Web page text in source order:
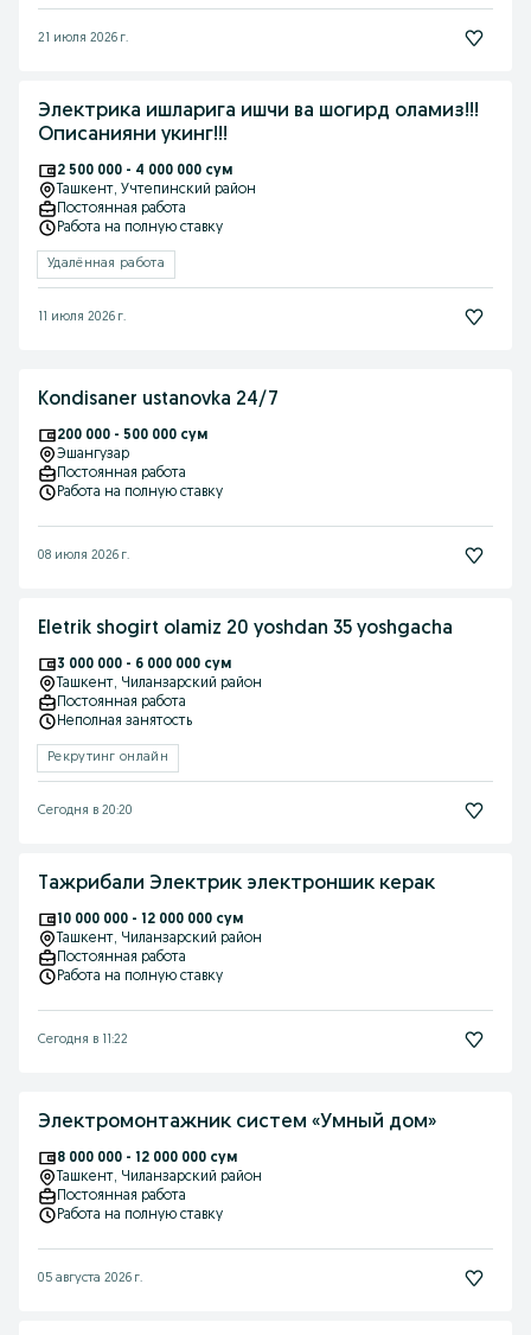
21 июля 2026 г.
Электрика ишларига ишчи ва шогирд оламиз!!!
Описанияни укинг!!!
2 500 000 - 4 000 000 сум
Ташкент, Учтепинский район
Постоянная работа
Работа на полную ставку
Удалённая работа
11 июля 2026 г.
Kondisaner ustanovka 24/7
200 000 - 500 000 сум
Эшангузар
Постоянная работа
Работа на полную ставку
08 июля 2026 г.
Eletrik shogirt olamiz 20 yoshdan 35 yoshgacha
3 000 000 - 6 000 000 сум
Ташкент, Чиланзарский район
Постоянная работа
Неполная занятость
Рекрутинг онлайн
Сегодня в 20:20
Тажрибали Электрик электроншик керак
10 000 000 - 12 000 000 сум
Ташкент, Чиланзарский район
Постоянная работа
Работа на полную ставку
Сегодня в 11:22
Электромонтажник систем «Умный дом»
8 000 000 - 12 000 000 сум
Ташкент, Чиланзарский район
Постоянная работа
Работа на полную ставку
05 августа 2026 г.